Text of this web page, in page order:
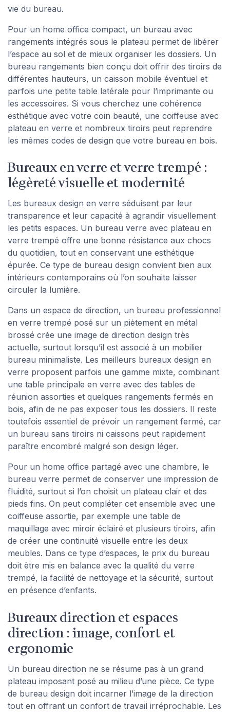
vie du bureau.
Pour un home office compact, un bureau avec
rangements intégrés sous le plateau permet de libérer
l’espace au sol et de mieux organiser les dossiers. Un
bureau rangements bien conçu doit offrir des tiroirs de
différentes hauteurs, un caisson mobile éventuel et
parfois une petite table latérale pour l’imprimante ou
les accessoires. Si vous cherchez une cohérence
esthétique avec votre coin beauté, une coiffeuse avec
plateau en verre et nombreux tiroirs peut reprendre
les mêmes codes de design que votre bureau en bois.
Bureaux en verre et verre trempé :
légèreté visuelle et modernité
Les bureaux design en verre séduisent par leur
transparence et leur capacité à agrandir visuellement
les petits espaces. Un bureau verre avec plateau en
verre trempé offre une bonne résistance aux chocs
du quotidien, tout en conservant une esthétique
épurée. Ce type de bureau design convient bien aux
intérieurs contemporains où l’on souhaite laisser
circuler la lumière.
Dans un espace de direction, un bureau professionnel
en verre trempé posé sur un piètement en métal
brossé crée une image de direction design très
actuelle, surtout lorsqu’il est associé à un mobilier
bureau minimaliste. Les meilleurs bureaux design en
verre proposent parfois une gamme mixte, combinant
une table principale en verre avec des tables de
réunion assorties et quelques rangements fermés en
bois, afin de ne pas exposer tous les dossiers. Il reste
toutefois essentiel de prévoir un rangement fermé, car
un bureau sans tiroirs ni caissons peut rapidement
paraître encombré malgré son design léger.
Pour un home office partagé avec une chambre, le
bureau verre permet de conserver une impression de
fluidité, surtout si l’on choisit un plateau clair et des
pieds fins. On peut compléter cet ensemble avec une
coiffeuse assortie, par exemple une table de
maquillage avec miroir éclairé et plusieurs tiroirs, afin
de créer une continuité visuelle entre les deux
meubles. Dans ce type d’espaces, le prix du bureau
doit être mis en balance avec la qualité du verre
trempé, la facilité de nettoyage et la sécurité, surtout
en présence d’enfants.
Bureaux direction et espaces
direction : image, confort et
ergonomie
Un bureau direction ne se résume pas à un grand
plateau imposant posé au milieu d’une pièce. Ce type
de bureau design doit incarner l’image de la direction
tout en offrant un confort de travail irréprochable. Les